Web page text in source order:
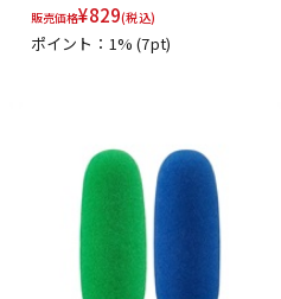
販売価格¥829(税込)
ポイント：1%(7pt)